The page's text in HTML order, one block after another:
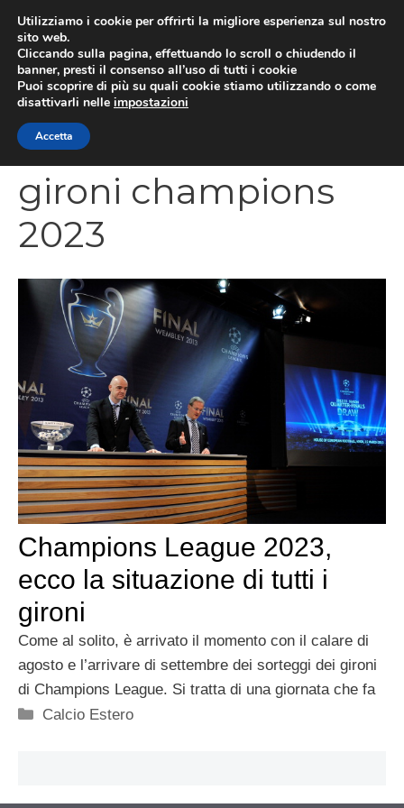
contenuto
gironi champions
2023
Champions League 2023,
ecco la situazione di tutti i
gironi
Come al solito, è arrivato il momento con il calare di
agosto e l’arrivare di settembre dei sorteggi dei gironi
di Champions League. Si tratta di una giornata che fa
Categorie
Calcio Estero
Utilizziamo i cookie per offrirti la migliore esperienza sul nostro
sito web.
Cliccando sulla pagina, effettuando lo scroll o chiudendo il
banner, presti il consenso all’uso di tutti i cookie
Puoi scoprire di più su quali cookie stiamo utilizzando o come
disattivarli nelle impostazioni
Accetta